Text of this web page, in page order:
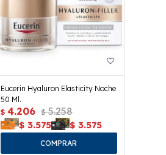
Eucerin Hyaluron Elasticity Noche
50 Ml.
$ 4.206 $ 5.258
$ 3.575 $ 3.575